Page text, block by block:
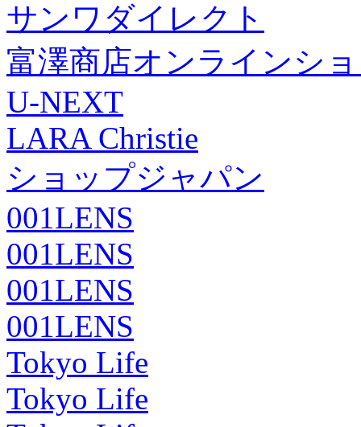
サンワダイレクト
富澤商店オンラインシ
U-NEXT
LARA Christie
ショップジャパン
001LENS
001LENS
001LENS
001LENS
Tokyo Life
Tokyo Life